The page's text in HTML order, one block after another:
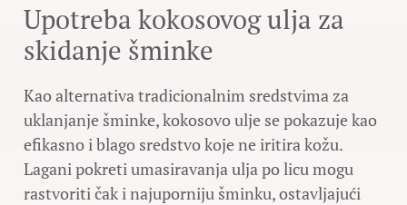
Upotreba kokosovog ulja za
skidanje šminke
Kao alternativa tradicionalnim sredstvima za
uklanjanje šminke, kokosovo ulje se pokazuje kao
efikasno i blago sredstvo koje ne iritira kožu.
Lagani pokreti umasiravanja ulja po licu mogu
rastvoriti čak i najuporniju šminku, ostavljajući